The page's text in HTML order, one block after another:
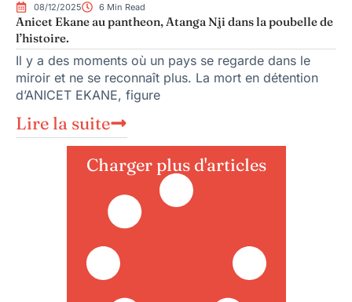
08/12/2025 6 Min Read
Anicet Ekane au pantheon, Atanga Nji dans la poubelle de
l’histoire.
Il y a des moments où un pays se regarde dans le
miroir et ne se reconnaît plus. La mort en détention
d’ANICET EKANE, figure
Lire la suite
Charger plus d'articles